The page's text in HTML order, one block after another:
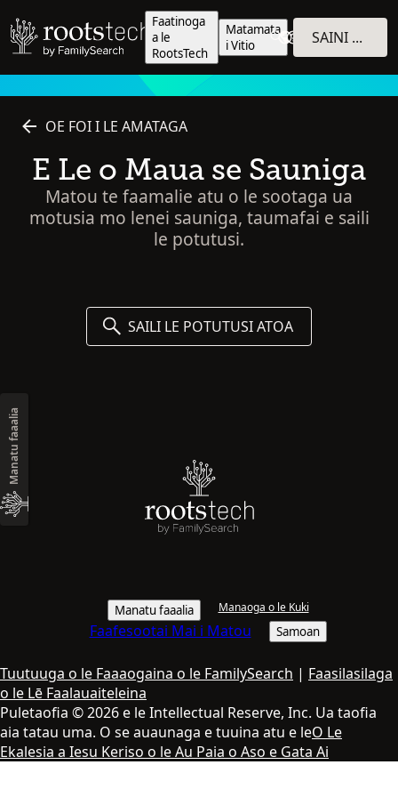
Faatinoga
a le
RootsTech
Matamata
i Vitio
SAINI E ALU I TOTONU
OE FOI I LE AMATAGA
E Le o Maua se Sauniga
Matou te faamalie atu o le sootaga ua
motusia mo lenei sauniga, taumafai e saili
le potutusi.
SAILI LE POTUTUSI ATOA
Manatu faaalia Manaoga o le Kuki
Faafesootai Mai i Matou Samoan
Tuutuuga o le Faaaogaina o le FamilySearch | Faasilasilaga
o le Lē Faalauaiteleina
Puletaofia © 2026 e le Intellectual Reserve, Inc. Ua taofia
aia tatau uma. O se auaunaga e tuuina atu e leO Le
Ekalesia a Iesu Keriso o le Au Paia o Aso e Gata Ai
Manatu faaalia